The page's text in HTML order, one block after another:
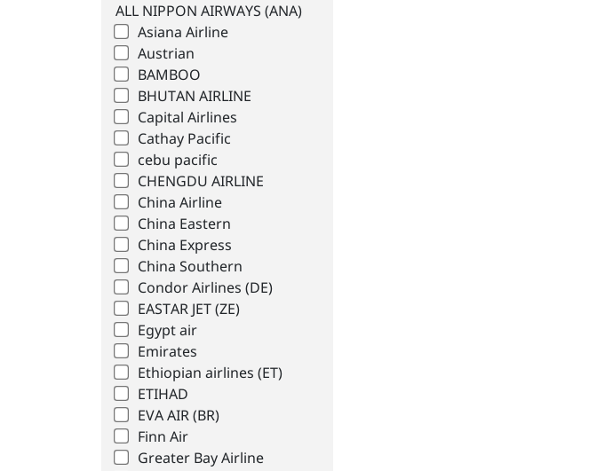
ALL NIPPON AIRWAYS (ANA)
Asiana Airline
Austrian
BAMBOO
BHUTAN AIRLINE
Capital Airlines
Cathay Pacific
cebu pacific
CHENGDU AIRLINE
China Airline
China Eastern
China Express
China Southern
Condor Airlines (DE)
EASTAR JET (ZE)
Egypt air
Emirates
Ethiopian airlines (ET)
ETIHAD
EVA AIR (BR)
Finn Air
Greater Bay Airline